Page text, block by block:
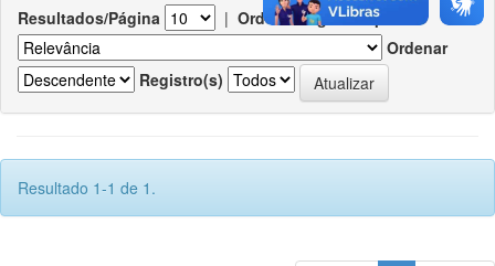
Resultados/Página | Ordenar registros por
Ordenar
Registro(s)
Resultado 1-1 de 1.